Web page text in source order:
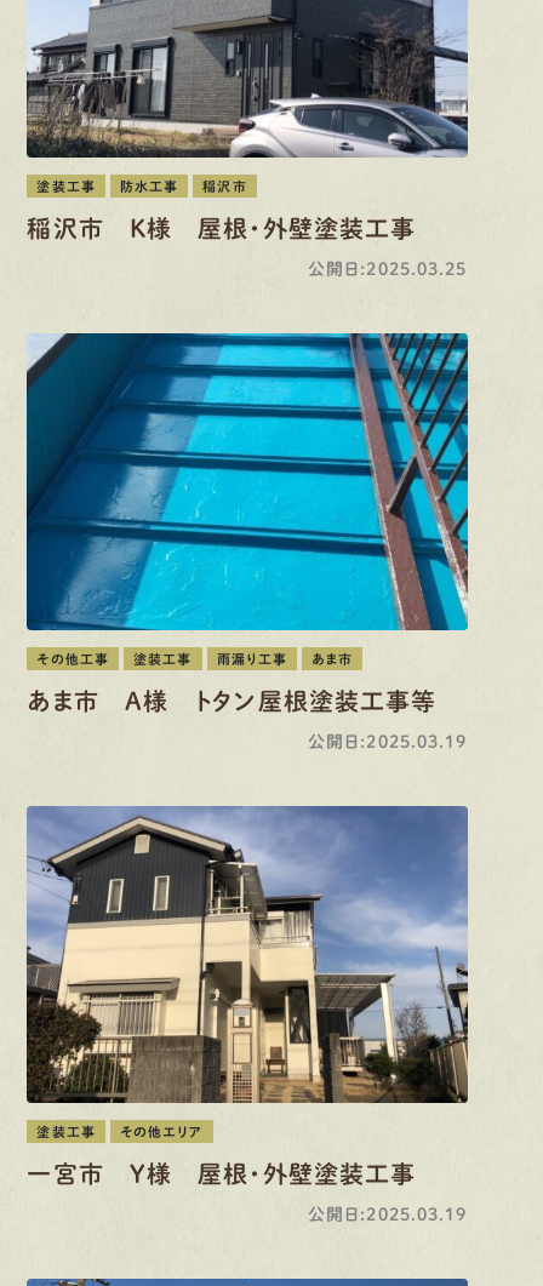
塗装工事 防水工事 稲沢市
稲沢市 K様 屋根・外壁塗装工事
公開日:2025.03.25
その他工事 塗装工事 雨漏り工事 あま市
あま市 A様 トタン屋根塗装工事等
公開日:2025.03.19
塗装工事 その他エリア
一宮市 Y様 屋根・外壁塗装工事
公開日:2025.03.19